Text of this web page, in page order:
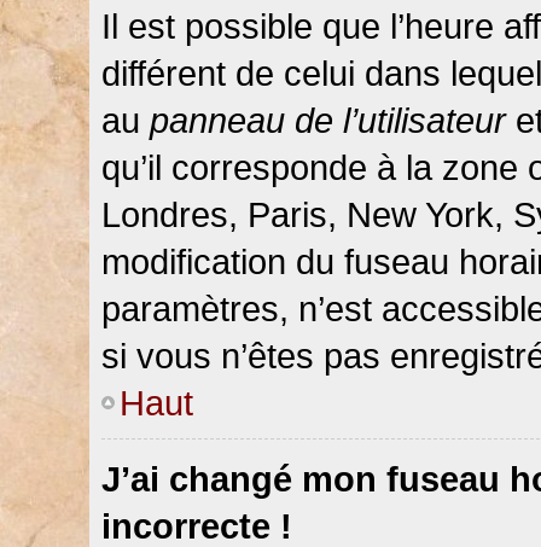
Il est possible que l’heure
différent de celui dans
au panneau de l’utilisateur
qu’il corresponde à la
Londres, Paris, New York,
modification du fuseau
paramètres, n’est
si vous n’êtes pas
Haut
J’ai changé mon fuseau
incorrecte !